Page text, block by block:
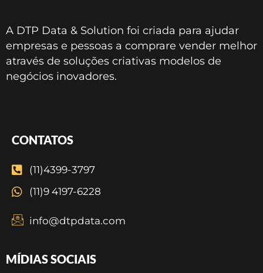
A DTP Data & Solution foi criada para ajudar
empresas e pessoas a comprare vender melhor
através de soluções criativas modelos de
negócios inovadores.
CONTATOS
(11)4399-3797
(11)9 4197-6228
info@dtpdata.com
MÍDIAS SOCIAIS